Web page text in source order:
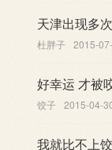
天津出现多
杜胖子 2015-
好幸运 才被
饺子 2015-04-
我就比不上